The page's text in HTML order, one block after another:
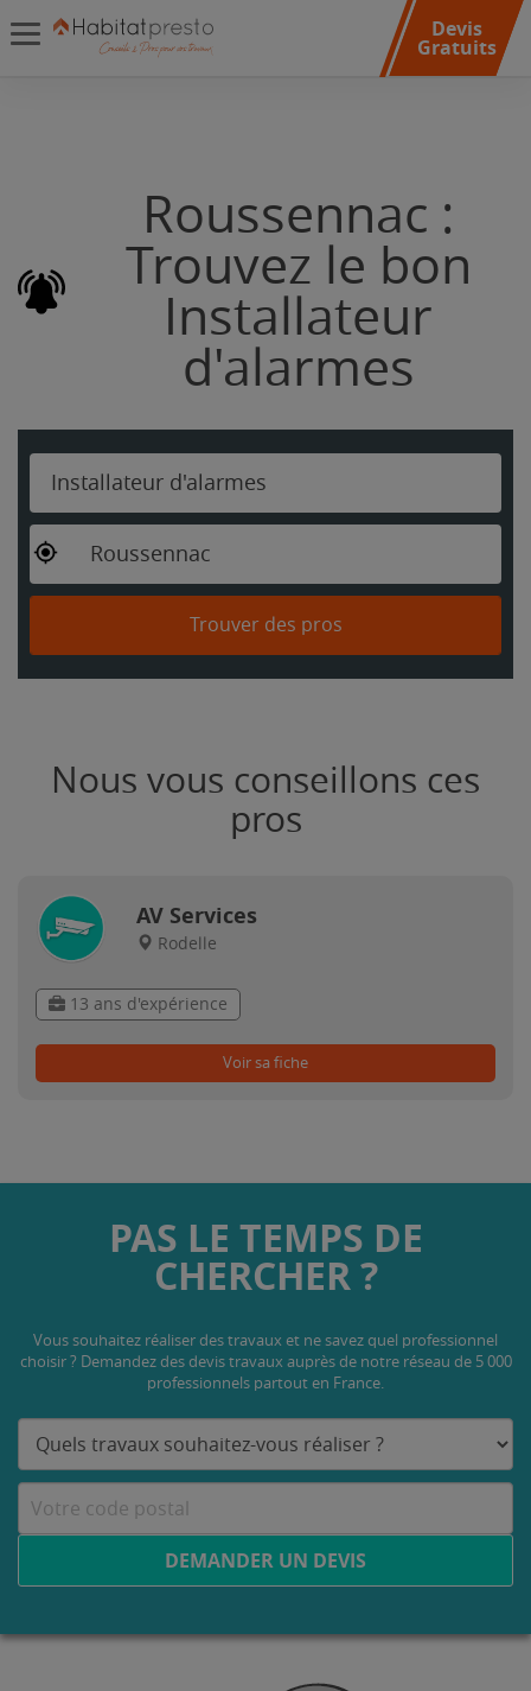
Devis
Gratuits
Roussennac :
Trouvez le bon
Installateur
d'alarmes
Installateur d'alarmes
Roussennac
Trouver des pros
Nous vous conseillons ces
pros
AV Services
Rodelle
13 ans d'expérience
Voir sa fiche
PAS LE TEMPS DE
CHERCHER ?
Vous souhaitez réaliser des travaux et ne savez quel professionnel
choisir ? Demandez des devis travaux auprès de notre réseau de 5 000
professionnels partout en France.
DEMANDER UN DEVIS